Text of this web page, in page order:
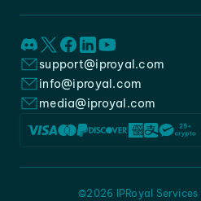
support@iproyal.com
info@iproyal.com
media@iproyal.com
©2026 IPRoyal Services